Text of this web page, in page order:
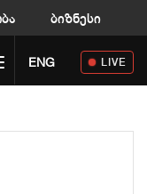
ბიზნესი
navigation
ENG LIVE